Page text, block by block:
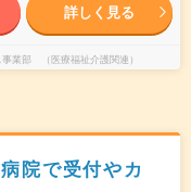
詳しく見る
業部 （医療福祉介護関連）
院で受付やカ